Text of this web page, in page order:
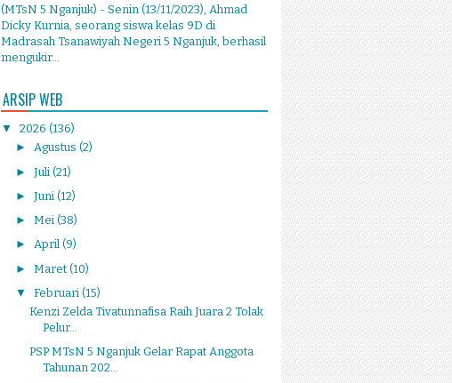
(MTsN 5 Nganjuk) - Senin (13/11/2023), Ahmad
Dicky Kurnia, seorang siswa kelas 9D di
Madrasah Tsanawiyah Negeri 5 Nganjuk, berhasil
mengukir...
ARSIP WEB
▼ 2026 (136)
► Agustus (2)
► Juli (21)
► Juni (12)
► Mei (38)
► April (9)
► Maret (10)
▼ Februari (15)
Kenzi Zelda Tivatunnafisa Raih Juara 2 Tolak
Pelur...
PSP MTsN 5 Nganjuk Gelar Rapat Anggota
Tahunan 202...